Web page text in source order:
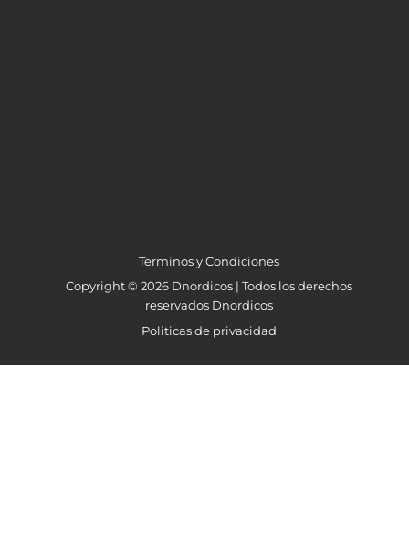
Terminos y Condiciones
Copyright © 2026 Dnordicos | Todos los derechos
reservados Dnordicos
Politicas de privacidad